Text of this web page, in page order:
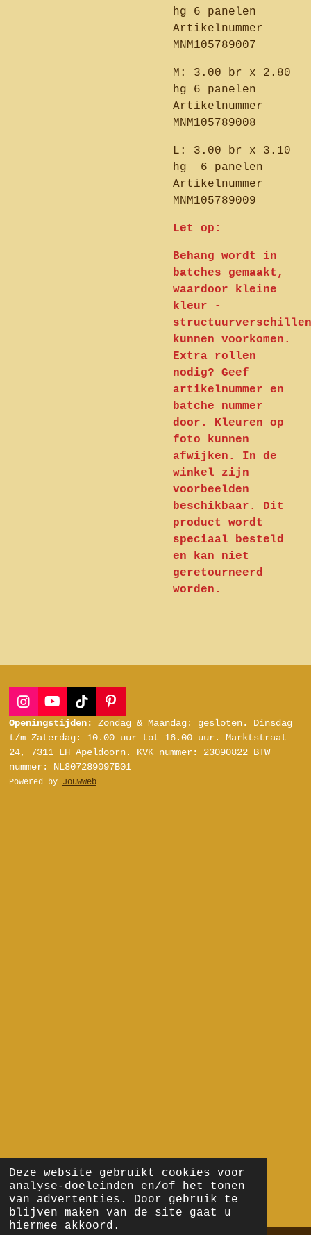
Deze website gebruikt cookies voor
analyse-doeleinden en/of het tonen
van advertenties. Door gebruik te
blijven maken van de site gaat u
hiermee akkoord.
hg 6 panelen
Artikelnummer
MNM105789007
M: 3.00 br x 2.80
hg 6 panelen
Artikelnummer
MNM105789008
L: 3.00 br x 3.10
hg 6 panelen
Artikelnummer
MNM105789009
Let op:
Behang wordt in
batches gemaakt,
waardoor kleine
kleur -
structuurverschillen
kunnen voorkomen.
Extra rollen
nodig? Geef
artikelnummer en
batche nummer
door. Kleuren op
foto kunnen
afwijken. In de
winkel zijn
voorbeelden
beschikbaar. Dit
product wordt
speciaal besteld
en kan niet
geretourneerd
worden.
I
n
s
a
g
r
Y
o
u
T
b
e
T
i
o
k
P
i
n
r
Openingstijden: Zondag & Maandag: gesloten.
Dinsdag
t/m Zaterdag: 10.00 uur tot 16.00 uur. Marktstraat
24, 7311 LH Apeldoorn.
KVK nummer: 23090822 BTW
nummer: NL807289097B01
Powered by JouwWeb